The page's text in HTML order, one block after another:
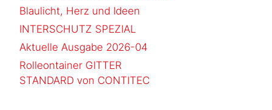
Blaulicht, Herz und Ideen
INTERSCHUTZ SPEZIAL
Aktuelle Ausgabe 2026-04
Rolleontainer GITTER
STANDARD von CONTITEC